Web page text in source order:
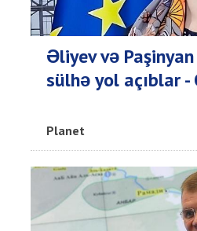
Əliyev və
sülhə yol açıblar -
Planet